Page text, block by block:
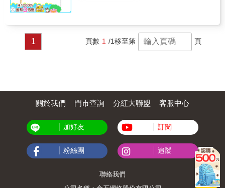
1 頁數 1 /1移至第 頁
關於我們 門市查詢 分紅大聯盟 客服中心
加好友 訂閱
粉絲團 追蹤
聯絡我們